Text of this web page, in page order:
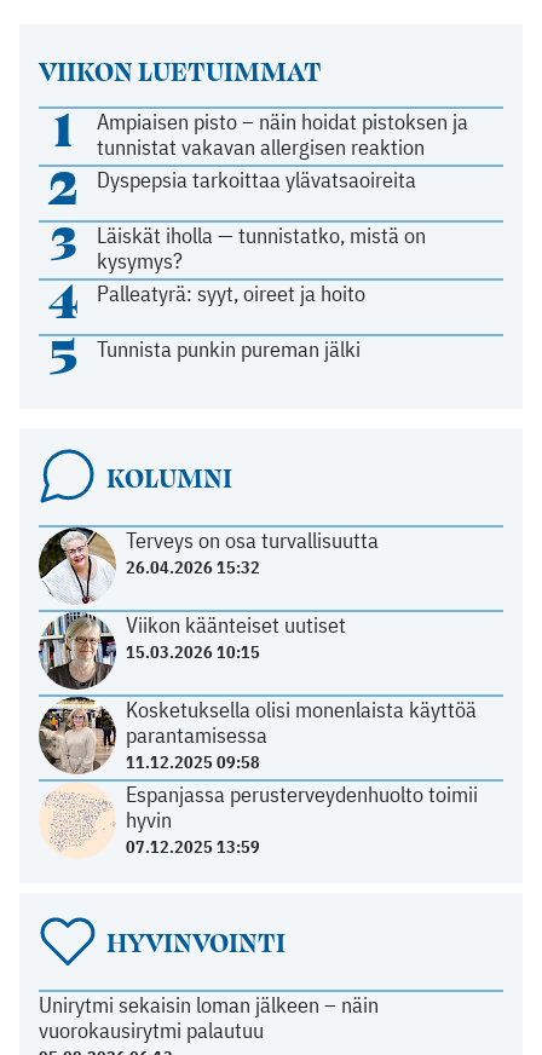
VIIKON LUETUIMMAT
1
Ampiaisen pisto – näin hoidat pistoksen ja
tunnistat vakavan allergisen reaktion
2 Dyspepsia tarkoittaa ylävatsaoireita
3
Läiskät iholla — tunnistatko, mistä on
kysymys?
4 Palleatyrä: syyt, oireet ja hoito
5 Tunnista punkin pureman jälki
KOLUMNI
Terveys on osa turvallisuutta
26.04.2026 15:32
Viikon käänteiset uutiset
15.03.2026 10:15
Kosketuksella olisi monenlaista käyttöä
parantamisessa
11.12.2025 09:58
Espanjassa perusterveydenhuolto toimii
hyvin
07.12.2025 13:59
HYVINVOINTI
Unirytmi sekaisin loman jälkeen – näin
vuorokausirytmi palautuu